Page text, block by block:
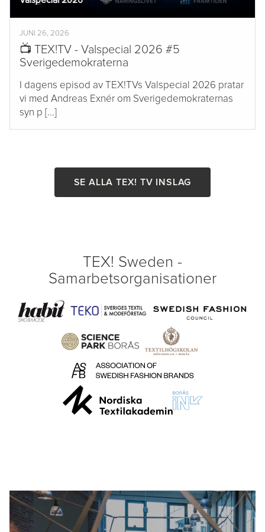
JUNI 26, 2026
📺 TEX!TV - Valspecial 2026 #5
Sverigedemokraterna
I dagens episod av TEX!TVs Valspecial 2026 pratar
vi med Andreas Exnér om Sverigedemokraternas
syn p [...]
SE ALLA TEX! TV INSLAG
TEX! Sweden -
Samarbetsorganisationer